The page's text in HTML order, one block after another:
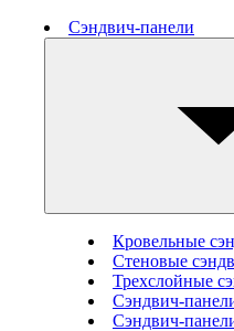
Сэндвич-панели
Кровельные
Стеновые
Трехслойные
Сэндвич-
Сэндвич-